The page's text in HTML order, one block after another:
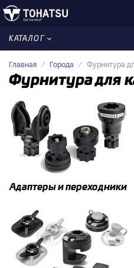
КАТАЛОГ
Главная Города Фурнитура
Фурнитура для
Адаптеры и переходники